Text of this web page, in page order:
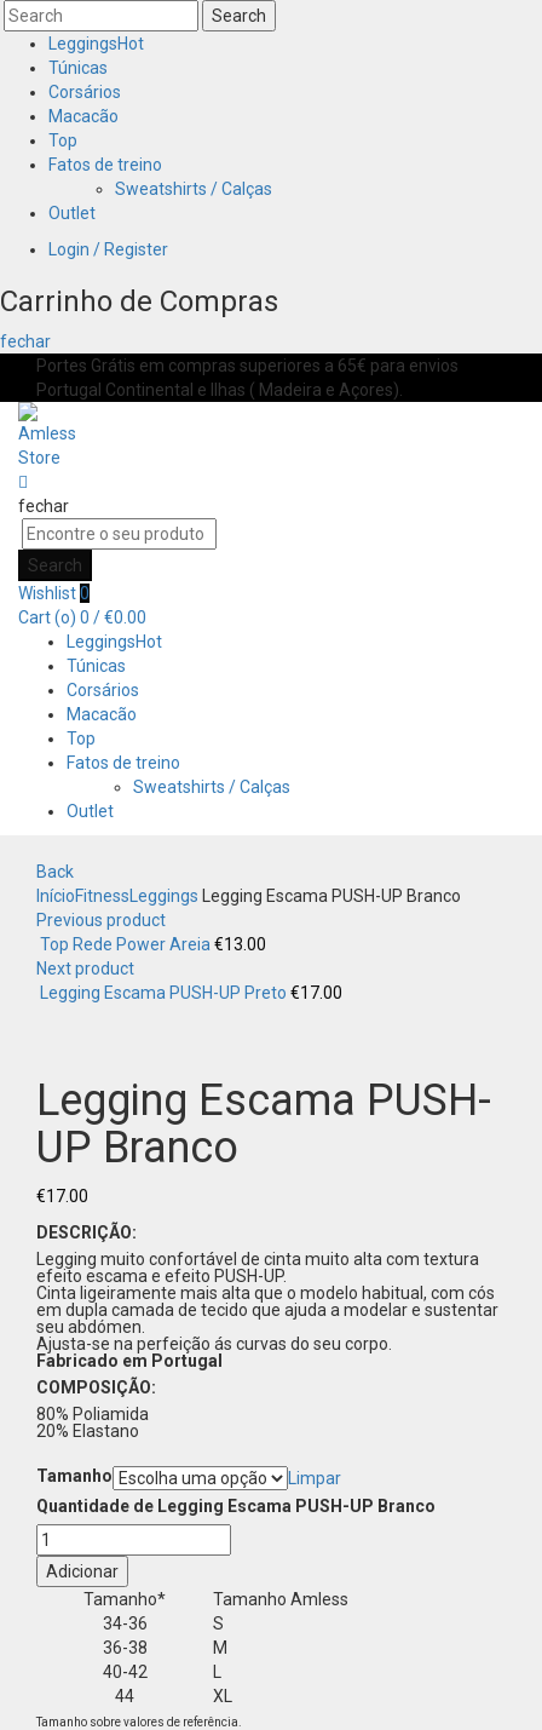
Search
LeggingsHot
Túnicas
Corsários
Macacão
Top
Fatos de treino
Sweatshirts / Calças
Outlet
Login / Register
Carrinho de Compras
fechar
Portes Grátis em compras superiores a 65€ para envios
Portugal Continental e Ilhas ( Madeira e Açores).
fechar
Search
Wishlist0
Cart (o) 0 /€0.00
LeggingsHot
Túnicas
Corsários
Macacão
Top
Fatos de treino
Sweatshirts / Calças
Outlet
Back
InícioFitness Leggings Legging Escama PUSH-UP Branco
Previous product
Top Rede Power Areia €13.00
Next product
Legging Escama PUSH-UP Preto €17.00
Legging Escama PUSH-
UP Branco
€17.00
DESCRIÇÃO:
Legging muito confortável de cinta muito alta com textura
efeito escama e efeito PUSH-UP.
Cinta ligeiramente mais alta que o modelo habitual, com cós
em dupla camada de tecido que ajuda a modelar e sustentar
seu abdómen.
Ajusta-se na perfeição ás curvas do seu corpo.
Fabricado em Portugal
COMPOSIÇÃO:
80% Poliamida
20% Elastano
Tamanho
Limpar
Quantidade de Legging Escama PUSH-UP Branco
Adicionar
Tamanho*
Tamanho Amless
34-36
S
36-38
M
40-42
44
XL
Tamanho sobre valores de referência.